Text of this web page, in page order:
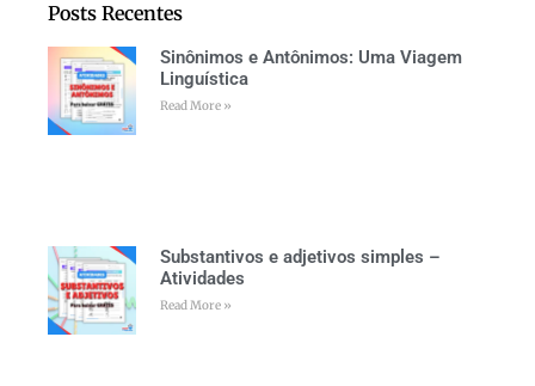
Posts Recentes
Sinônimos e Antônimos: Uma Viagem
Linguística
Read More »
Substantivos e adjetivos simples –
Atividades
Read More »